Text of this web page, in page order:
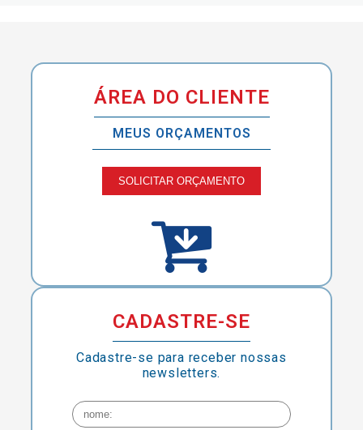
ÁREA DO CLIENTE
MEUS ORÇAMENTOS
SOLICITAR ORÇAMENTO
CADASTRE-SE
Cadastre-se para receber nossas
newsletters.